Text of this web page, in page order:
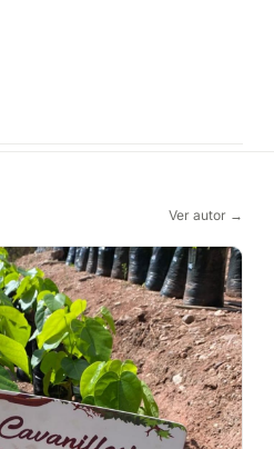
Ver autor →